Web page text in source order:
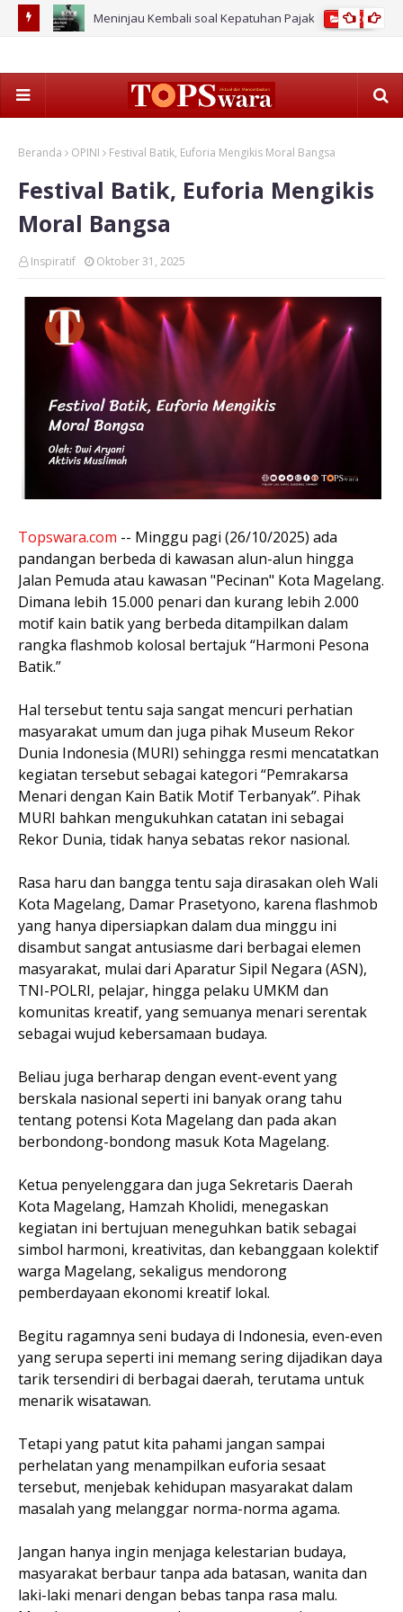
Meninjau Kembali soal Kepatuhan Pajak 2026
Beranda OPINI Festival Batik, Euforia Mengikis Moral Bangsa
Festival Batik, Euforia Mengikis
Moral Bangsa
Inspiratif Oktober 31, 2025
Topswara.com -- Minggu pagi (26/10/2025) ada
pandangan berbeda di kawasan alun-alun hingga
Jalan Pemuda atau kawasan "Pecinan" Kota Magelang.
Dimana lebih 15.000 penari dan kurang lebih 2.000
motif kain batik yang berbeda ditampilkan dalam
rangka flashmob kolosal bertajuk “Harmoni Pesona
Batik.”
Hal tersebut tentu saja sangat mencuri perhatian
masyarakat umum dan juga pihak Museum Rekor
Dunia Indonesia (MURI) sehingga resmi mencatatkan
kegiatan tersebut sebagai kategori “Pemrakarsa
Menari dengan Kain Batik Motif Terbanyak”. Pihak
MURI bahkan mengukuhkan catatan ini sebagai
Rekor Dunia, tidak hanya sebatas rekor nasional.
Rasa haru dan bangga tentu saja dirasakan oleh Wali
Kota Magelang, Damar Prasetyono, karena flashmob
yang hanya dipersiapkan dalam dua minggu ini
disambut sangat antusiasme dari berbagai elemen
masyarakat, mulai dari Aparatur Sipil Negara (ASN),
TNI-POLRI, pelajar, hingga pelaku UMKM dan
komunitas kreatif, yang semuanya menari serentak
sebagai wujud kebersamaan budaya.
Beliau juga berharap dengan event-event yang
berskala nasional seperti ini banyak orang tahu
tentang potensi Kota Magelang dan pada akan
berbondong-bondong masuk Kota Magelang.
Ketua penyelenggara dan juga Sekretaris Daerah
Kota Magelang, Hamzah Kholidi, menegaskan
kegiatan ini bertujuan meneguhkan batik sebagai
simbol harmoni, kreativitas, dan kebanggaan kolektif
warga Magelang, sekaligus mendorong
pemberdayaan ekonomi kreatif lokal.
Begitu ragamnya seni budaya di Indonesia, even-even
yang serupa seperti ini memang sering dijadikan daya
tarik tersendiri di berbagai daerah, terutama untuk
menarik wisatawan.
Tetapi yang patut kita pahami jangan sampai
perhelatan yang menampilkan euforia sesaat
tersebut, menjebak kehidupan masyarakat dalam
masalah yang melanggar norma-norma agama.
Jangan hanya ingin menjaga kelestarian budaya,
masyarakat berbaur tanpa ada batasan, wanita dan
laki-laki menari dengan bebas tanpa rasa malu.